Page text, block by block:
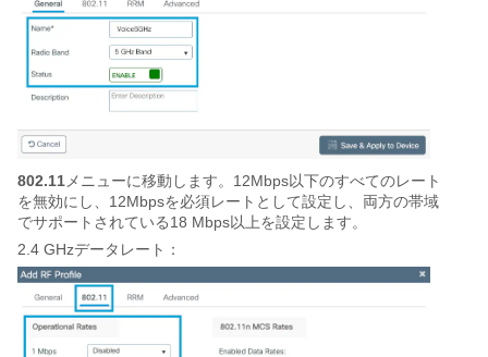
802.11 メニューに移動します。12Mbps以下のすべてのレート
を無効にし、12Mbpsを必須レートとして設定し、両方の帯域
でサポートされている18 Mbps以上を設定します。
2.4 GHzデータレート：